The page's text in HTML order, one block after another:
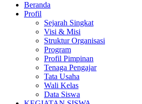
Beranda
Profil
Sejarah Singkat
Visi & Misi
Struktur Organisasi
Program
Profil Pimpinan
Tenaga Pengajar
Tata Usaha
Wali Kelas
Data Siswa